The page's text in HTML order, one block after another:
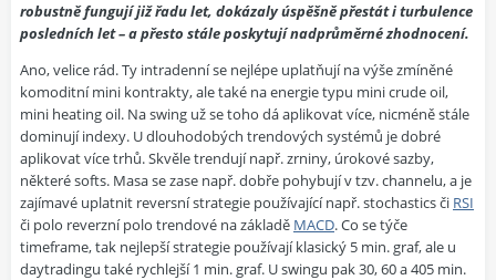
robustně fungují již řadu let, dokázaly úspěšně přestát i turbulence
posledních let – a přesto stále poskytují nadprůměrné zhodnocení.
Ano, velice rád. Ty intradenní se nejlépe uplatňují na výše zmíněné
komoditní mini kontrakty, ale také na energie typu mini crude oil,
mini heating oil. Na swing už se toho dá aplikovat více, nicméně stále
dominují indexy. U dlouhodobých trendových systémů je dobré
aplikovat více trhů. Skvěle trendují např. zrniny, úrokové sazby,
některé softs. Masa se zase např. dobře pohybují v tzv. channelu, a je
zajímavé uplatnit reversní strategie používající např. stochastics či RSI
či polo reverzní polo trendové na základě MACD. Co se týče
timeframe, tak nejlepší strategie používají klasický 5 min. graf, ale u
daytradingu také rychlejší 1 min. graf. U swingu pak 30, 60 a 405 min.